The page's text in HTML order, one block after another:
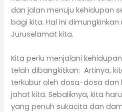
dan jalan menuju kehidupan
bagi kita. Hal ini dimungkinkan
Juruselamat kita.
Kita perlu menjalani
telah dibangkitkan: Artinya,
terkubur oleh dosa-dosa
jahat kita. Sebaliknya, kita
yang penuh sukacita dan